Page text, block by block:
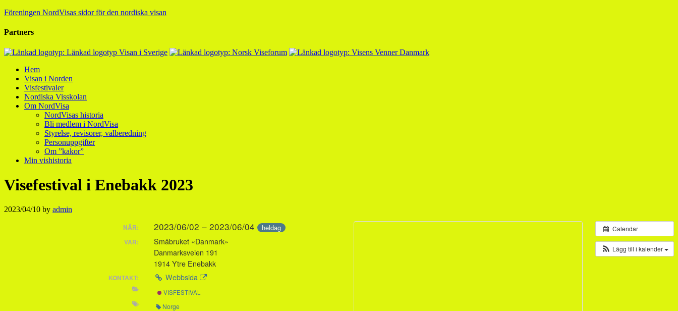
Föreningen NordVisas sidor för den nordiska visan
Partners
Hem
Visan i Norden
Visfestivaler
Nordiska Visskolan
Om NordVisa
NordVisas historia
Bli medlem i NordVisa
Styrelse, revisorer, valberedning
Personuppgifter
Om ”kakor”
Min vishistoria
Visefestival i Enebakk 2023
2023/04/10 by admin
Calendar
Lägg till i kalender
NÄR: 2023/06/02 – 2023/06/04 heldag
VAR:
Småbruket «Danmark»
Danmarksveien 191
1914 Ytre Enebakk
KONTAKT: Webbsida
VISFESTIVAL
Norge